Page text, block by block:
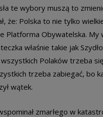
te wybory muszą to
że: Polska to nie tylko
Platforma Obywatelska. My
właśnie takie jak
wszystkich Polaków trzeba się
trzeba zabiegać, bo
wątek.
zmarłego w